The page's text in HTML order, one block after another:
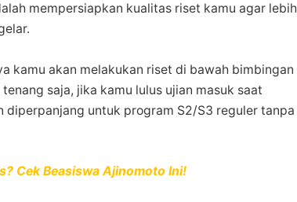
mempersiapkan kualitas riset kamu agar lebih
kamu akan melakukan riset di bawah bimbingan
saja, jika kamu lulus ujian masuk saat
diperpanjang untuk program S2/S3 reguler tanpa
Cek Beasiswa Ajinomoto Ini!